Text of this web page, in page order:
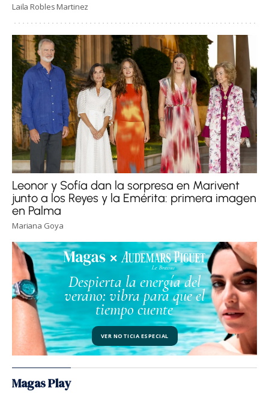
Laila Robles Martinez
Leonor y Sofía dan la sorpresa en Marivent
junto a los Reyes y la Emérita: primera imagen
en Palma
Mariana Goya
VER NOTICIA ESPECIAL
Despierta la energía del
verano: vibra para que el
tiempo cuente
Magas Play